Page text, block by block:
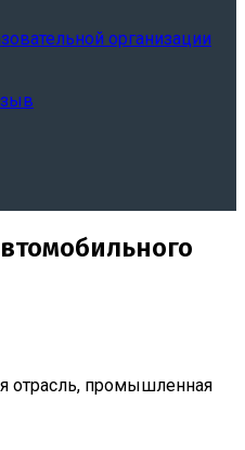
организации
отрасль, промышленная